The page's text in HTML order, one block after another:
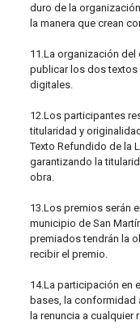
duro de la
la manera que crean
11.La organización del
publicar los dos
digitales.
12.Los participantes
titularidad y
Texto Refundido de la
garantizando la
obra.
13.Los premios serán
municipio de San
premiados tendrán la
recibir el premio.
14.La participación en
bases, la conformidad
la renuncia a cualquier